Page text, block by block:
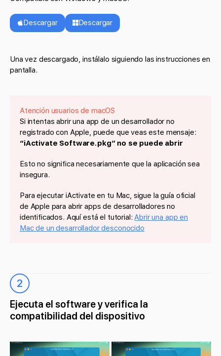
Descargar Descargar
Una vez descargado, instálalo siguiendo las instrucciones en
pantalla.
Atención usuarios de macOS
Si intentas abrir una app de un desarrollador no
registrado con Apple, puede que veas este mensaje:
“iActivate Software.pkg” no se puede abrir
Esto no significa necesariamente que la aplicación sea
insegura.
Para ejecutar iActivate en tu Mac, sigue la guía oficial
de Apple para abrir apps de desarrolladores no
identificados. Aquí está el tutorial:Abrir una app en
Mac de un desarrollador desconocido
2
Ejecuta el software y verifica la
compatibilidad del dispositivo